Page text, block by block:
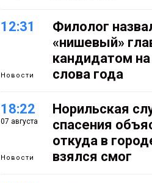
12:31
Новости
Филолог
«нишевый»
кандидатом на
слова года
18:22
07 августа
Новости
Норильская
спасения
откуда в
взялся смог